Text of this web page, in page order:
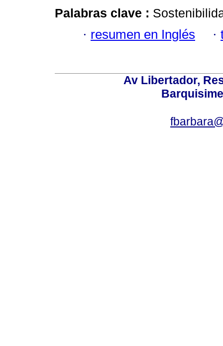
Palabras clave :
· resumen en Inglés ·
Av Libertador,